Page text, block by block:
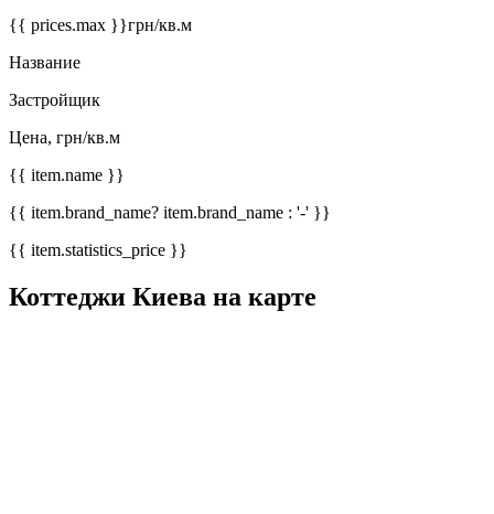
{{ prices.max }}грн/кв.м
Название
Застройщик
Цена, грн/кв.м
{{ item.name }}
{{ item.brand_name? item.brand_name : '-' }}
{{ item.statistics_price }}
Коттеджи Киева на карте